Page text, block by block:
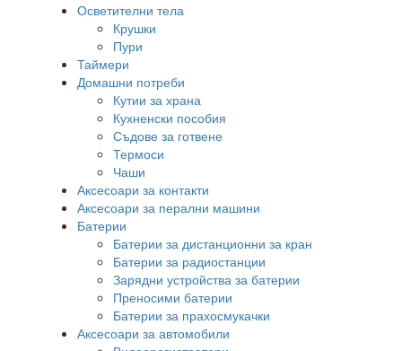
Осветителни тела
Крушки
Пури
Таймери
Домашни потреби
Кутии за храна
Кухненски пособия
Съдове за готвене
Термоси
Чаши
Аксесоари за контакти
Аксесоари за перални машини
Батерии
Батерии за дистанционни за кран
Батерии за радиостанции
Зарядни устройства за батерии
Преносими батерии
Батерии за прахосмукачки
Аксесоари за автомобили